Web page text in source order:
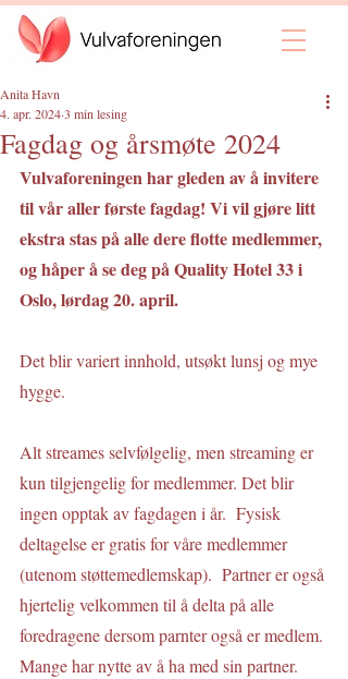
Fagdag og årsmøte 2024
Anita Havn
4. apr. 20243 min lesing
Vulvaforeningen har gleden av å invitere
til vår aller første fagdag! Vi vil gjøre litt
ekstra stas på alle dere flotte medlemmer,
og håper å se deg på Quality Hotel 33 i
Oslo, lørdag 20. april.
Det blir variert innhold, utsøkt lunsj og mye
hygge.
Alt streames selvfølgelig, men streaming er
kun tilgjengelig for medlemmer. Det blir
ingen opptak av fagdagen i år.  Fysisk
deltagelse er gratis for våre medlemmer
(utenom støttemedlemskap).  Partner er også
hjertelig velkommen til å delta på alle
foredragene dersom parnter også er medlem.
Mange har nytte av å ha med sin partner.